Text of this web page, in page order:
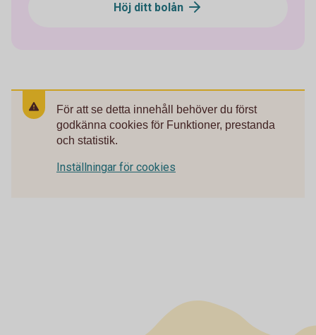
Höj ditt bolån
För att se detta innehåll behöver du först
godkänna cookies för Funktioner, prestanda
och statistik.
Inställningar för cookies